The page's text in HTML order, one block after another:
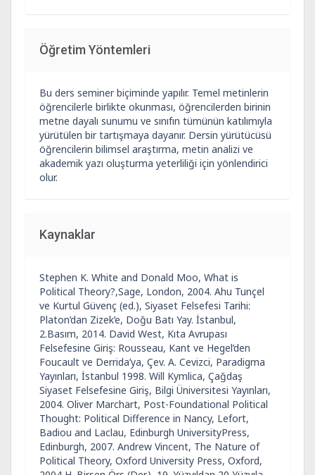
Öğretim Yöntemleri
Bu ders seminer biçiminde yapılır. Temel metinlerin
öğrencilerle birlikte okunması, öğrencilerden birinin
metne dayalı sunumu ve sınıfın tümünün katılımıyla
yürütülen bir tartışmaya dayanır. Dersin yürütücüsü
öğrencilerin bilimsel araştırma, metin analizi ve
akademik yazı oluşturma yeterliliği için yönlendirici
olur.
Kaynaklar
Stephen K. White and Donald Moo, What is
Political Theory?,Sage, London, 2004. Ahu Tunçel
ve Kurtul Güvenç (ed.), Siyaset Felsefesi Tarihi:
Platon’dan Zizek’e, Doğu Batı Yay. İstanbul,
2.Basım, 2014. David West, Kıta Avrupası
Felsefesine Giriş: Rousseau, Kant ve Hegel’den
Foucault ve Derrida’ya, Çev. A. Cevizci, Paradigma
Yayınları, İstanbul 1998. Will Kymlica, Çağdaş
Siyaset Felsefesine Giriş, Bilgi Üniversitesi Yayınları,
2004. Oliver Marchart, Post-Foundational Political
Thought: Political Difference in Nancy, Lefort,
Badiou and Laclau, Edinburgh UniversityPress,
Edinburgh, 2007. Andrew Vincent, The Nature of
Political Theory, Oxford University Press, Oxford,